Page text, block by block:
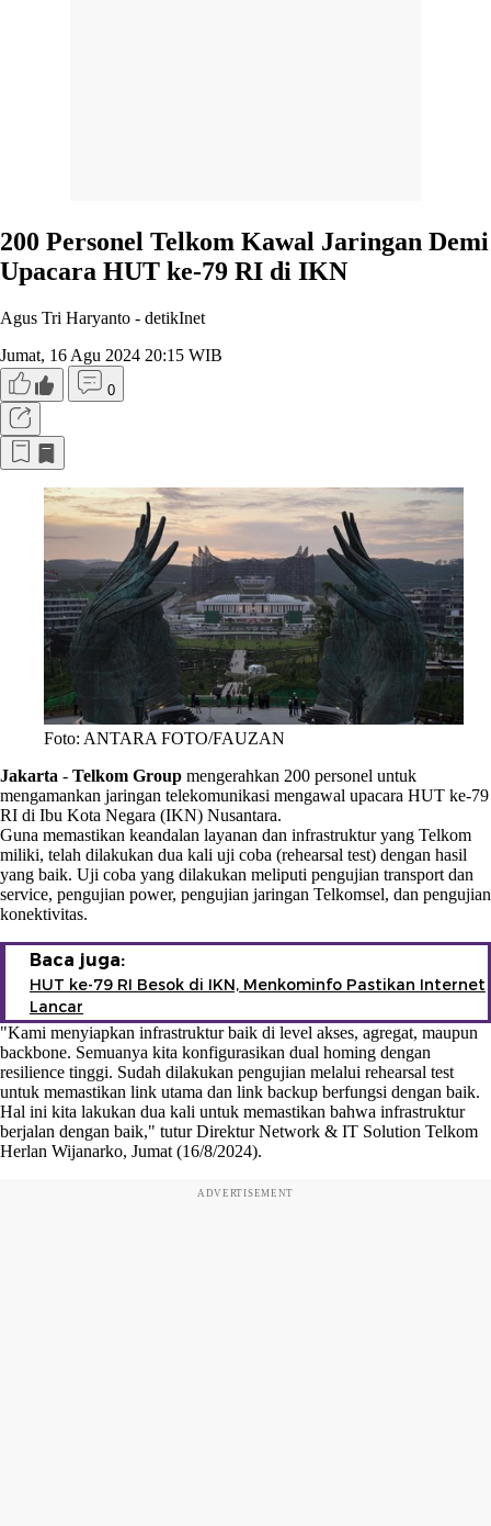
200 Personel Telkom Kawal Jaringan Demi
Upacara HUT ke-79 RI di IKN
Agus Tri Haryanto - detikInet
Jumat, 16 Agu 2024 20:15 WIB
0
Foto: ANTARA FOTO/FAUZAN
Jakarta - Telkom Group mengerahkan 200 personel untuk
mengamankan jaringan telekomunikasi mengawal upacara HUT ke-79
RI di Ibu Kota Negara (IKN) Nusantara.
Guna memastikan keandalan layanan dan infrastruktur yang Telkom
miliki, telah dilakukan dua kali uji coba (rehearsal test) dengan hasil
yang baik. Uji coba yang dilakukan meliputi pengujian transport dan
service, pengujian power, pengujian jaringan Telkomsel, dan pengujian
konektivitas.
Baca juga:
HUT ke-79 RI Besok di IKN, Menkominfo Pastikan Internet
Lancar
"Kami menyiapkan infrastruktur baik di level akses, agregat, maupun
backbone. Semuanya kita konfigurasikan dual homing dengan
resilience tinggi. Sudah dilakukan pengujian melalui rehearsal test
untuk memastikan link utama dan link backup berfungsi dengan baik.
Hal ini kita lakukan dua kali untuk memastikan bahwa infrastruktur
berjalan dengan baik," tutur Direktur Network & IT Solution Telkom
Herlan Wijanarko, Jumat (16/8/2024).
ADVERTISEMENT